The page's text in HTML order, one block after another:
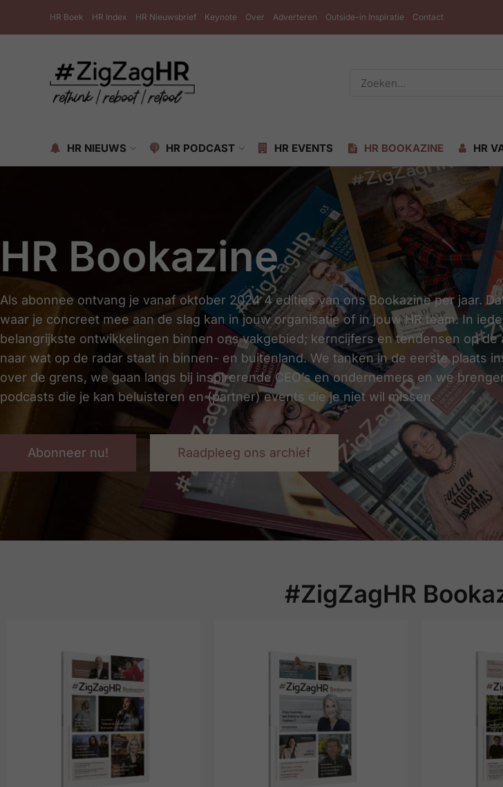
HR Boek HR Index HR Nieuwsbrief Keynote Over Adverteren Outside-in Inspiratie Contact
HR NIEUWS HR PODCAST HR EVENTS HR BOOKAZINE HR
HR Bookazine
Als abonnee ontvang je vanaf oktober 2024 4 edities van ons Bookazine per jaar.
waar je concreet mee aan de slag kan in jouw organisatie of in jouw HR team. In
belangrijkste ontwikkelingen binnen ons vak­gebied; kerncijfers en tendensen op
naar wat op de radar staat in binnen- en buitenland. We tanken in de eerste plaats
over de grens, we gaan langs bij inspirerende CEO’s en ondernemers en we
podcasts die je kan beluisteren en (partner) events die je niet wil missen.
Abonneer nu! Raadpleeg ons archief
#ZigZagHR